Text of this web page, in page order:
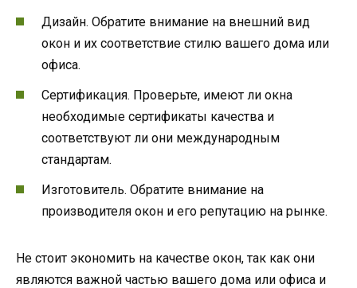
Дизайн. Обратите внимание на внешний вид
окон и их соответствие стилю вашего дома или
офиса.
Сертификация. Проверьте, имеют ли окна
необходимые сертификаты качества и
соответствуют ли они международным
стандартам.
Изготовитель. Обратите внимание на
производителя окон и его репутацию на рынке.
Не стоит экономить на качестве окон, так как они
являются важной частью вашего дома или офиса и